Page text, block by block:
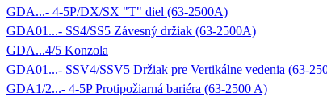
GDA...- 4-5P/DX/SX "T" diel (63-2500A)
GDA01...- SS4/SS5 Závesný držiak (63-2500A)
GDA...4/5 Konzola
GDA01...- SSV4/SSV5 Držiak pre Vertikálne vedenia (63-
GDA1/2...- 4-5P Protipožiarná bariéra (63-2500 A)